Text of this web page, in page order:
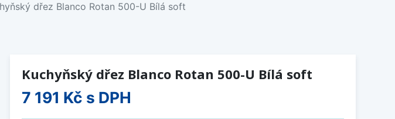
dřez Blanco Rotan 500-U Bílá soft
Kuchyňský dřez Blanco Rotan 500-U Bílá soft
7 191 Kč s DPH